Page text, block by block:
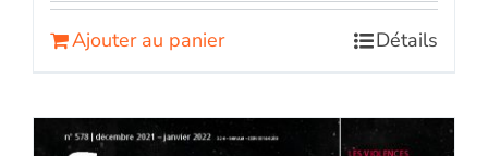
Ajouter au panier Détails